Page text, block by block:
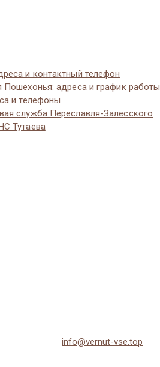
и контактный телефон
Пошехонья: адреса и график работы
и телефоны
служба Переславля-Залесского
Тутаева
info@vernut-vse.top